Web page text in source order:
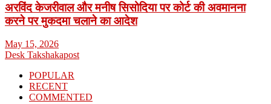
अरविंद केजरीवाल और मनीष सिसोदिया पर कोर्ट की अवमानना
करने पर मुकदमा चलाने का आदेश
May 15, 2026
Desk Takshakapost
POPULAR
RECENT
COMMENTED